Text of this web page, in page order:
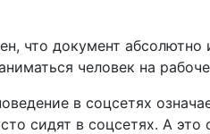
что документ
человек на
в соцсетях
сидят в соцсетях. А это